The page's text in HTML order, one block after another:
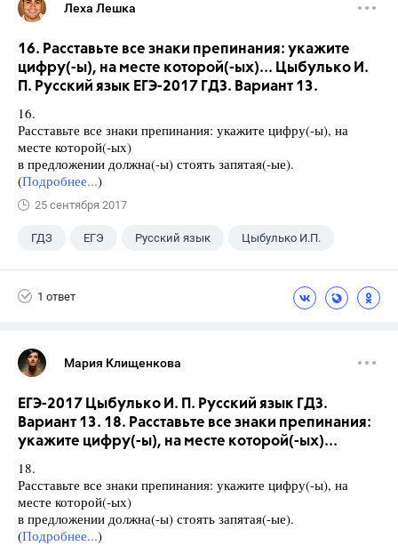
Леха Лешка
16. Расставьте все знаки препинания: укажите
цифру(-ы), на месте которой(-ых)... Цыбулько И.
П. Русский язык ЕГЭ-2017 ГДЗ. Вариант 13.
16.
Расставьте все знаки препинания: укажите цифру(-ы), на
месте которой(-ых)
в предложении должна(-ы) стоять запятая(-ые).
(Подробнее...)
25 сентября 2017
ГДЗ ЕГЭ Русский язык Цыбулько И.П.
1 ответ
Мария Клищенкова
ЕГЭ-2017 Цыбулько И. П. Русский язык ГДЗ.
Вариант 13. 18. Расставьте все знаки препинания:
укажите цифру(-ы), на месте которой(-ых)...
18.
Расставьте все знаки препинания: укажите цифру(-ы), на
месте которой(-ых)
в предложении должна(-ы) стоять запятая(-ые).
(Подробнее...)